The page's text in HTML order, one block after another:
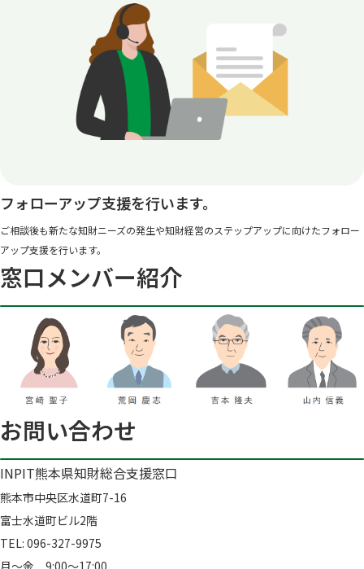
フォローアップ支援を行います。
ご相談後も新たな知財ニーズの発生や知財経営のステップアップに向けたフォロー
アップ支援を行います。
窓口メンバー紹介
お問い合わせ
INPIT熊本県知財総合支援窓口
熊本市中央区水道町7-16
富士水道町ビル2階
TEL: 096-327-9975
月～金 9:00～17:00